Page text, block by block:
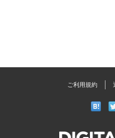
ご利用規約